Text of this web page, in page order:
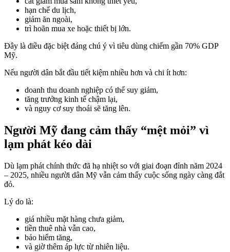
hạn chế du lịch,
giảm ăn ngoài,
trì hoãn mua xe hoặc thiết bị lớn.
Đây là điều đặc biệt đáng chú ý vì tiêu dùng chiếm gần 70% GDP
Mỹ.
Nếu người dân bắt đầu tiết kiệm nhiều hơn và chi ít hơn:
doanh thu doanh nghiệp có thể suy giảm,
tăng trưởng kinh tế chậm lại,
và nguy cơ suy thoái sẽ tăng lên.
Người Mỹ đang cảm thấy “mệt mỏi” vì
lạm phát kéo dài
Dù lạm phát chính thức đã hạ nhiệt so với giai đoạn đỉnh năm 2024
– 2025, nhiều người dân Mỹ vẫn cảm thấy cuộc sống ngày càng đắt
đỏ.
Lý do là:
giá nhiều mặt hàng chưa giảm,
tiền thuê nhà vẫn cao,
bảo hiểm tăng,
và giờ thêm áp lực từ nhiên liệu.